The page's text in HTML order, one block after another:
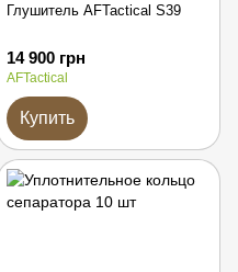
Глушитель AFTactical S39
14 900 грн
AFTactical
Купить